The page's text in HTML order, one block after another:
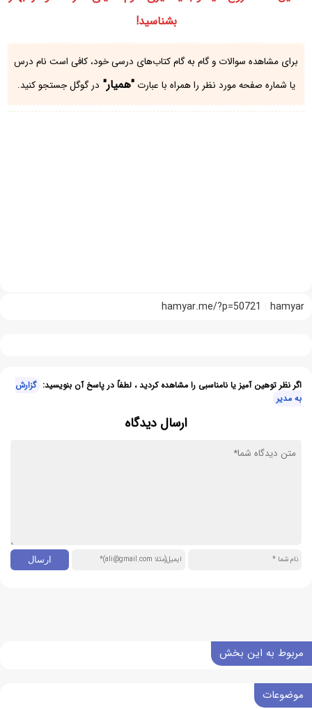
بشناسید!
برای مشاهده سوالات و گام به گام کتاب‌های درسی خود، کافی است نام درس
یا شماره صفحه مورد نظر را همراه با عبارت"همیار" در گوگل جستجو کنید.
hamyar
hamyar.me/?p=50721
اگر نظر توهین آمیز یا نامناسبی را مشاهده کردید ، لطفاً در پاسخ آن بنویسید: گزارش
به مدیر
ارسال دیدگاه
مربوط به این بخش
موضوعات